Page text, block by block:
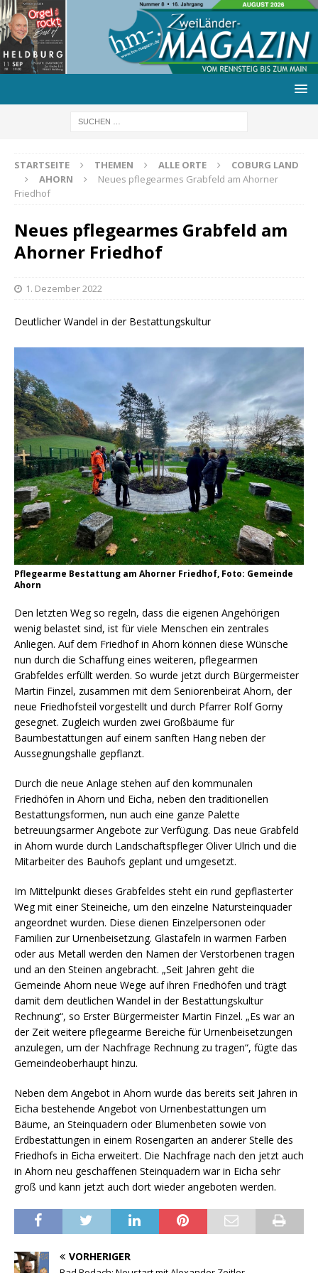
STARTSEITE THEMEN ALLE ORTE
COBURG LAND
AHORN
Neues pflegearmes Grabfeld am Ahorner
Friedhof
Neues pflegearmes Grabfeld am
Ahorner Friedhof
1. Dezember 2022
Deutlicher Wandel in der Bestattungskultur
Pflegearme Bestattung am Ahorner Friedhof, Foto: Gemeinde
Ahorn
Den letzten Weg so regeln, dass die eigenen Angehörigen
wenig belastet sind, ist für viele Menschen ein zentrales
Anliegen. Auf dem Friedhof in Ahorn können diese Wünsche
nun durch die Schaffung eines weiteren, pflegearmen
Grabfeldes erfüllt werden. So wurde jetzt durch Bürgermeister
Martin Finzel, zusammen mit dem Seniorenbeirat Ahorn, der
neue Friedhofsteil vorgestellt und durch Pfarrer Rolf Gorny
gesegnet. Zugleich wurden zwei Großbäume für
Baumbestattungen auf einem sanften Hang neben der
Aussegnungshalle gepflanzt.
Durch die neue Anlage stehen auf den kommunalen
Friedhöfen in Ahorn und Eicha, neben den traditionellen
Bestattungsformen, nun auch eine ganze Palette
betreuungsarmer Angebote zur Verfügung. Das neue Grabfeld
in Ahorn wurde durch Landschaftspfleger Oliver Ulrich und die
Mitarbeiter des Bauhofs geplant und umgesetzt.
Im Mittelpunkt dieses Grabfeldes steht ein rund gepflasterter
Weg mit einer Steineiche, um den einzelne Natursteinquader
angeordnet wurden. Diese dienen Einzelpersonen oder
Familien zur Urnenbeisetzung. Glastafeln in warmen Farben
oder aus Metall werden den Namen der Verstorbenen tragen
und an den Steinen angebracht. „Seit Jahren geht die
Gemeinde Ahorn neue Wege auf ihren Friedhöfen und trägt
damit dem deutlichen Wandel in der Bestattungskultur
Rechnung“, so Erster Bürgermeister Martin Finzel. „Es war an
der Zeit weitere pflegearme Bereiche für Urnenbeisetzungen
anzulegen, um der Nachfrage Rechnung zu tragen“, fügte das
Gemeindeoberhaupt hinzu.
Neben dem Angebot in Ahorn wurde das bereits seit Jahren in
Eicha bestehende Angebot von Urnenbestattungen um
Bäume, an Steinquadern oder Blumenbeten sowie von
Erdbestattungen in einem Rosengarten an anderer Stelle des
Friedhofs in Eicha erweitert. Die Nachfrage nach den jetzt auch
in Ahorn neu geschaffenen Steinquadern war in Eicha sehr
groß und kann jetzt auch dort wieder angeboten werden.
VORHERIGER